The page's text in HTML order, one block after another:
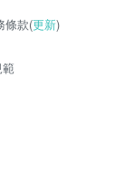
條款(更新)